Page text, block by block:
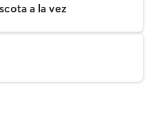
a la vez